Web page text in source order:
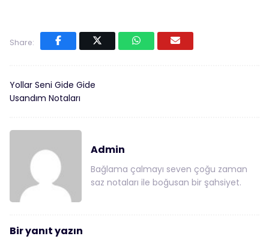
Share:
Yollar Seni Gide Gide
Usandım Notaları
Admin
Bağlama çalmayı seven çoğu zaman
saz notaları ile boğusan bir şahsiyet.
Bir yanıt yazın